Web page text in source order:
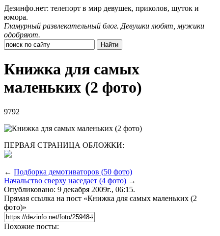
Дезинфо.нет: телепорт в мир девушек, приколов, шуток и
юмора.
Гламурный развлекательный блог. Девушки любят, мужики
одобряют.
Книжка для самых
маленьких (2 фото)
9792
ПЕРВАЯ СТРАНИЦА ОБЛОЖКИ:
← Подборка демотиваторов (50 фото)
Начальство сверху наседает (4 фото) →
Опубликовано: 9 декабря 2009г., 06:15.
Прямая ссылка на пост «Книжка для самых маленьких (2
фото)»
Похожие посты: